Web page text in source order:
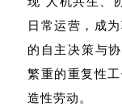
日常运营，成
的自主决策与
繁重的重复性
造性劳动。